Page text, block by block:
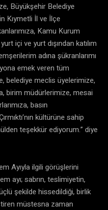
Büyükşehir Belediye
Kıymetli İl ve İlçe
Kamu Kurum
içi ve yurt dışından katılım
adına şükranlarımı
emek veren tüm
belediye meclis üyelerimize,
birim müdürlerimize, mesai
basın
kültürüne sahip
teşekkür ediyorum.” diye
Ayıyla ilgili görüşlerini
ayı; sabrın, teslimiyetin,
şekilde hissedildiği, birlik
müstesna zaman